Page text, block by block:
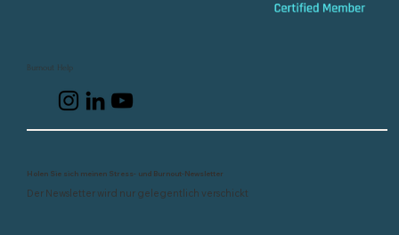
Holen Sie sich meinen Stress- und Burnout-Newsletter
Der Newsletter wird nur gelegentlich verschickt
Burnout Help